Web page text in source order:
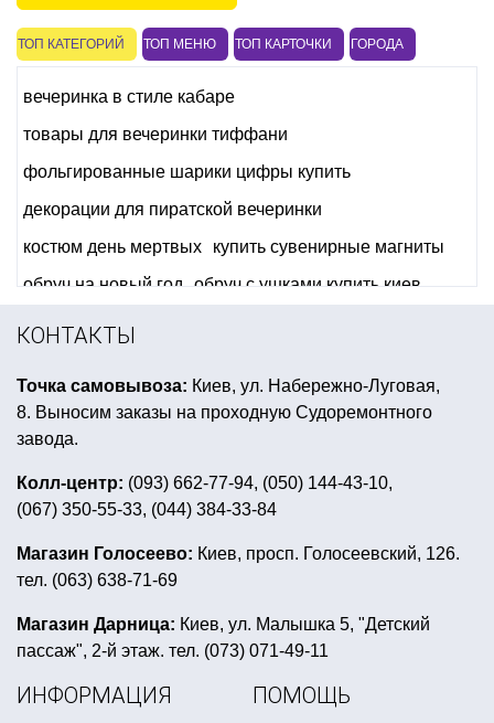
ТОП КАТЕГОРИЙ ТОП МЕНЮ ТОП КАРТОЧКИ ГОРОДА
вечеринка в стиле кабаре
товары для вечеринки тиффани
фольгированные шарики цифры купить
декорации для пиратской вечеринки
костюм день мертвых
купить сувенирные магниты
обруч на новый год обруч с ушками купить киев
все для взрослого дня рождения
герои в масках день рождения
аксессуары ко дню святого патрика
универсальные воздушные шары
день рождение в стиле воздушный шар
подарочные дипломы для женщин заказать в киеве
воздушные шары на детский день рождения
карнавальные шляпы киев
купить гавайские шорты
вечеринка в стиле диско костюмы
КОНТАКТЫ
Точка самовывоза: Киев, ул. Набережно-Луговая,
8. Выносим заказы на проходную Судоремонтного
завода.
Колл-центр: (093) 662-77-94, (050) 144-43-10,
(067) 350-55-33, (044) 384-33-84
Магазин Голосеево: Киев, просп. Голосеевский, 126.
тел. (063) 638-71-69
Магазин Дарница: Киев, ул. Малышка 5, "Детский
пассаж", 2-й этаж. тел. (073) 071-49-11
ИНФОРМАЦИЯ ПОМОЩЬ